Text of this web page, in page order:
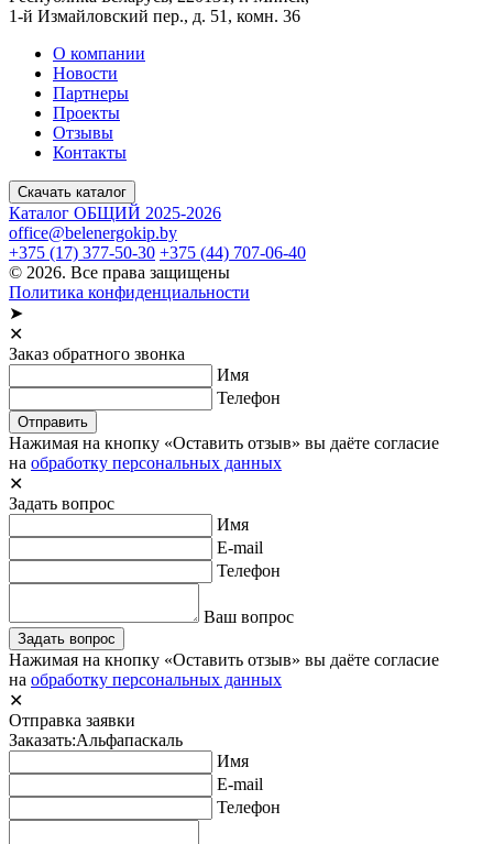
1-й Измайловский пер., д. 51, комн. 36
О компании
Новости
Партнеры
Проекты
Отзывы
Контакты
Скачать каталог
Каталог ОБЩИЙ 2025-2026
office@belenergokip.by
+375 (17) 377-50-30 +375 (44) 707-06-40
© 2026. Все права защищены
Политика конфиденциальности
➤
✕
Заказ обратного звонка
Имя
Телефон
Отправить
Нажимая на кнопку «Оставить отзыв» вы даёте согласие
на обработку персональных данных
✕
Задать вопрос
Имя
E-mail
Телефон
Ваш вопрос
Задать вопрос
Нажимая на кнопку «Оставить отзыв» вы даёте согласие
на обработку персональных данных
✕
Отправка заявки
Заказать:Альфапаскаль
Имя
E-mail
Телефон